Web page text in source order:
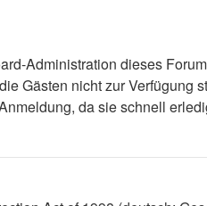
Administration dieses
Gästen nicht zur
da sie schnell